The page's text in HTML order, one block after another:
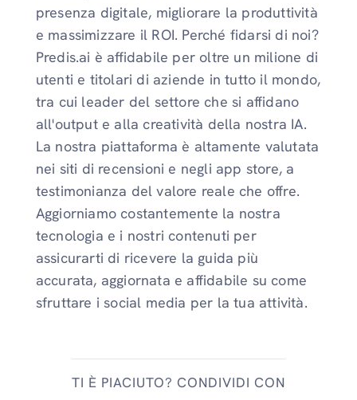
presenza digitale, migliorare la produttività
e massimizzare il ROI. Perché fidarsi di noi?
Predis.ai è affidabile per oltre un milione di
utenti e titolari di aziende in tutto il mondo,
tra cui leader del settore che si affidano
all'output e alla creatività della nostra IA.
La nostra piattaforma è altamente valutata
nei siti di recensioni e negli app store, a
testimonianza del valore reale che offre.
Aggiorniamo costantemente la nostra
tecnologia e i nostri contenuti per
assicurarti di ricevere la guida più
accurata, aggiornata e affidabile su come
sfruttare i social media per la tua attività.
TI È PIACIUTO? CONDIVIDI CON